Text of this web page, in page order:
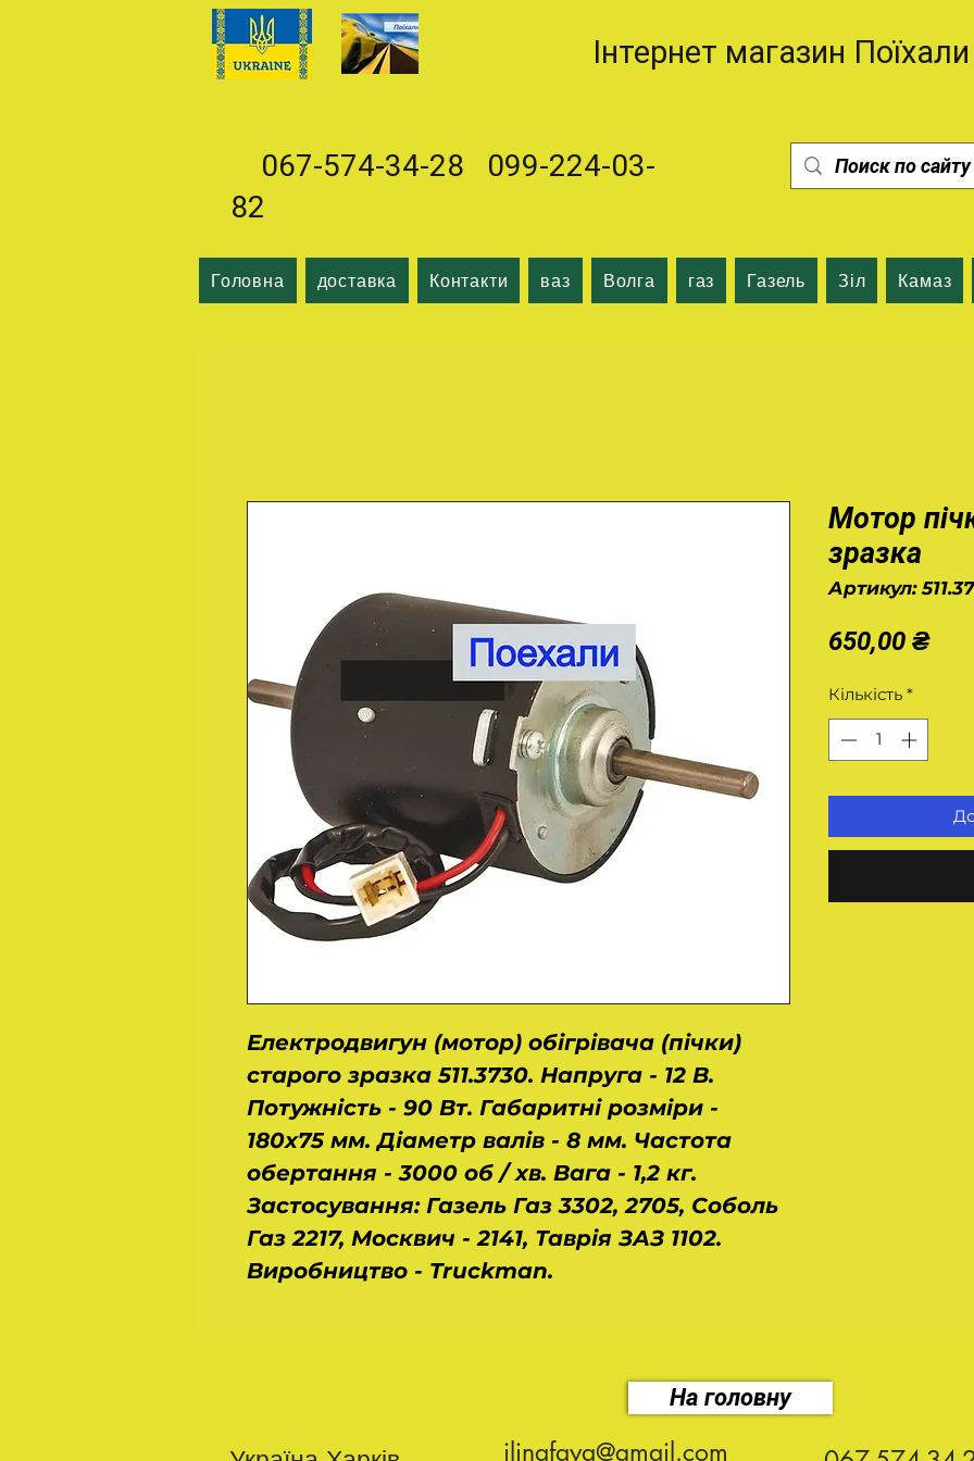
Інтернет магазин Поїхали
067-574-34-28 099-224-03-
82
Електродвигун (мотор) обігрівача (пічки)
старого зразка 511.3730. Напруга - 12 В.
Потужність - 90 Вт. Габаритні розміри -
180х75 мм. Діаметр валів - 8 мм. Частота
обертання - 3000 об / хв. Вага - 1,2 кг.
Застосування: Газель Газ 3302, 2705, Соболь
Газ 2217, Москвич - 2141, Таврія ЗАЗ 1102.
Виробництво - Truckman.
Мотор
зразка
Артикул:
650,00 ₴Ціна
Кількість *
На головну
Головна доставка Контакти ваз Волга газ Газель Зіл Камаз
ilinafaya@gmail.com